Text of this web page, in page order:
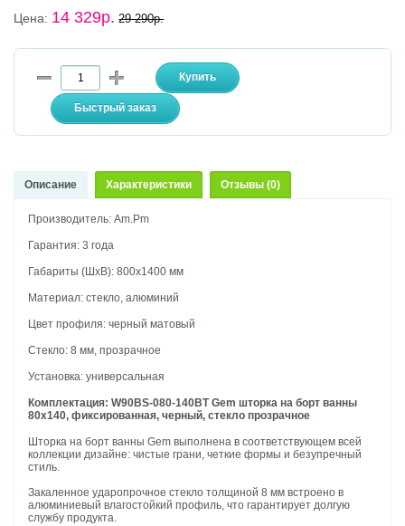
Цена: 14 329р. 29 290р.
Описание Характеристики Отзывы (0)
Производитель: Am.Pm
Гарантия: 3 года
Габариты (ШхВ): 800х1400 мм
Материал: стекло, алюминий
Цвет профиля: черный матовый
Стекло: 8 мм, прозрачное
Установка: универсальная
Комплектация: W90BS-080-140BT Gem шторка на борт ванны
80х140, фиксированная, черный, стекло прозрачное
Шторка на борт ванны Gem выполнена в соответствующем всей
коллекции дизайне: чистые грани, четкие формы и безупречный
стиль.
Закаленное ударопрочное стекло толщиной 8 мм встроено в
алюминиевый влагостойкий профиль, что гарантирует долгую
службу продукта.